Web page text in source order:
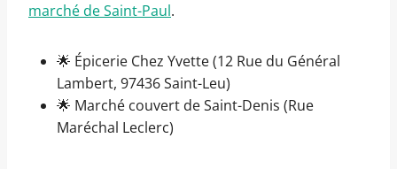
marché de Saint-Paul.
🌟 Épicerie Chez Yvette (12 Rue du Général
Lambert, 97436 Saint-Leu)
🌟 Marché couvert de Saint-Denis (Rue
Maréchal Leclerc)